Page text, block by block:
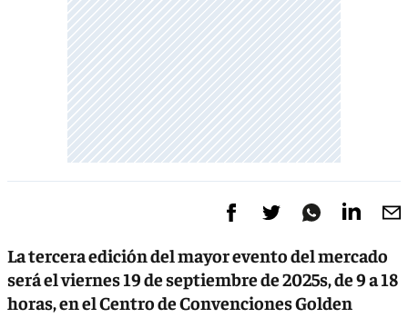
La tercera edición del mayor evento del mercado
será el viernes 19 de septiembre de 2025s, de 9 a 18
horas, en el Centro de Convenciones Golden